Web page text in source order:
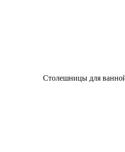
Столешницы для